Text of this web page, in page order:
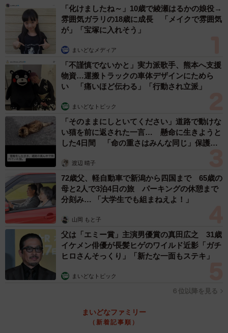
ユムシ（名古屋港水族館提供）「化けましたね～」10歳で綾瀬はるかの娘役→
雰囲気ガラリの18歳に成長 「メイクで雰囲気
が」「宝塚に入れそう」
まいどなメディア
「不謹慎でないかと」実力派歌手、熊本へ支援
物資…運搬トラックの車体デザインにためら
い 「痛いほど伝わる」「行動され立派」
まいどなトピック
「そのままにしといてください」道路で動けな
い猫を前に返された一言… 懸命に生きようと
した4日間 「命の重さはみんな同じ」保護団
渡辺 晴子
72歳父、軽自動車で新潟から四国まで 65歳の
母と2人で3泊4日の旅 パーキングの休憩まで
分刻み… 「大学生でも組まねえよ！」
山岡 もと子
父は「エミー賞」主演男優賞の真田広之 31歳
イケメン俳優が長髪ヒゲのワイルド近影「ガチ
ヒロさんそっくり」「新たな一面もステキ」
まいどなトピック
６位以降を見る
まいどなファミリー
（新着記事順）